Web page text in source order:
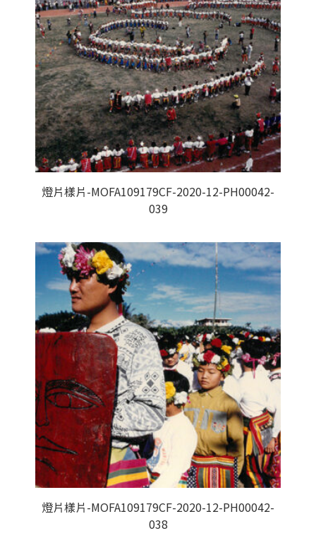
燈片樣片-MOFA109179CF-2020-12-PH00042-
039
燈片樣片-MOFA109179CF-2020-12-PH00042-
038